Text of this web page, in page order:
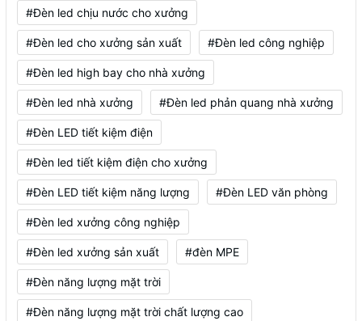
#Đèn led chịu nước cho xưởng
#Đèn led cho xưởng sản xuất #Đèn led công nghiệp
#Đèn led high bay cho nhà xưởng
#Đèn led nhà xưởng #Đèn led phản quang nhà xưởng
#Đèn LED tiết kiệm điện
#Đèn led tiết kiệm điện cho xưởng
#Đèn LED tiết kiệm năng lượng #Đèn LED văn phòng
#Đèn led xưởng công nghiệp
#Đèn led xưởng sản xuất #đèn MPE
#Đèn năng lượng mặt trời
#Đèn năng lượng mặt trời chất lượng cao